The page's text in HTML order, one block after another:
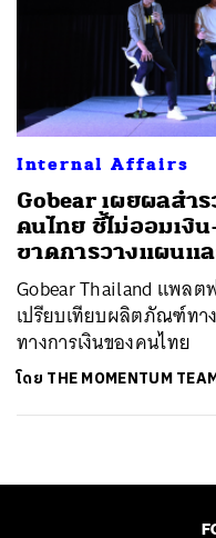
Internal Affairs
Gobear เผยผลสำ
คนไทย ชี้ไม่ออมเงิ
ขาดการวางแผนแ
Gobear Thailand แพลต
เปรียบเทียบผลิตภัณฑ์ทา
ทางการเงินของคนไทย
โดย THE MOMENTUM
SHARE